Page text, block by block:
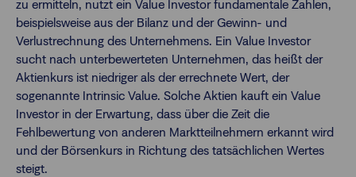
zu ermitteln, nutzt ein Value Investor fundamentale Zahlen,
beispielsweise aus der Bilanz und der Gewinn- und
Verlustrechnung des Unternehmens. Ein Value Investor
sucht nach unterbewerteten Unternehmen, das heißt der
Aktienkurs ist niedriger als der errechnete Wert, der
sogenannte Intrinsic Value. Solche Aktien kauft ein Value
Investor in der Erwartung, dass über die Zeit die
Fehlbewertung von anderen Marktteilnehmern erkannt wird
und der Börsenkurs in Richtung des tatsächlichen Wertes
steigt.